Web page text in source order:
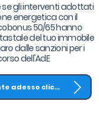
gli interventi adottati
energetica con il
50/65 hanno
del tuo immobile
dalle sanzioni per i
dell'AdE
Richiedi gratuitamente adesso clicca QUI